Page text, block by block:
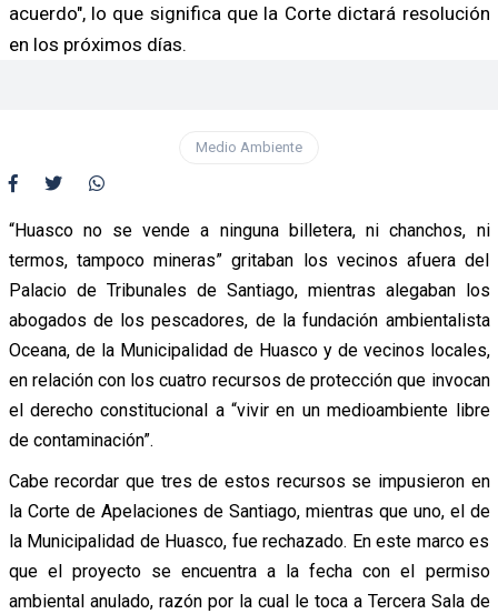
acuerdo", lo que significa que la Corte dictará resolución
en los próximos días.
Medio Ambiente
“Huasco no se vende a ninguna billetera, ni chanchos, ni
termos, tampoco mineras” gritaban los vecinos afuera del
Palacio de Tribunales de Santiago, mientras alegaban los
abogados de los pescadores, de la fundación ambientalista
Oceana, de la Municipalidad de Huasco y de vecinos locales,
en relación con los cuatro recursos de protección que invocan
el derecho constitucional a “vivir en un medioambiente libre
de contaminación”.
Cabe recordar que tres de estos recursos se impusieron en
la Corte de Apelaciones de Santiago, mientras que uno, el de
la Municipalidad de Huasco, fue rechazado. En este marco es
que el proyecto se encuentra a la fecha con el permiso
ambiental anulado, razón por la cual le toca a Tercera Sala de